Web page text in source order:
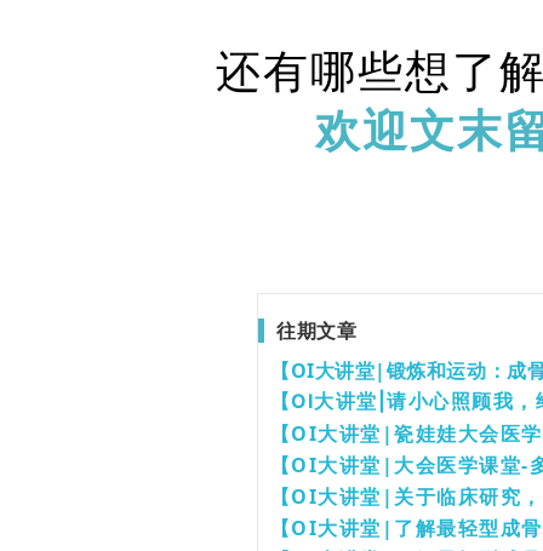
还有哪些想了
欢迎文末
往期文章
【OI大讲堂|锻炼和运动：成
【OI大讲堂|请小心照顾我
【OI大讲堂|瓷娃娃大会医
【OI大讲堂|大会医学课堂-
【OI大讲堂|关于临床研究
【OI大讲堂|了解最轻型成